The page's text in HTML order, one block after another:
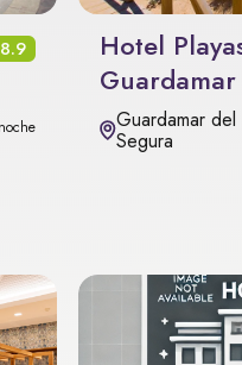
8.9
noche
Hotel
Guardamar
Guardamar del
Segura